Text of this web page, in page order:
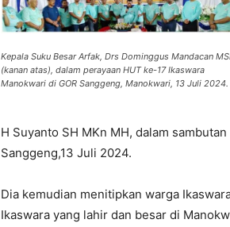
Kepala Suku Besar Arfak, Drs Dominggus Mandacan
(kanan atas), dalam perayaan HUT ke-17 Ikaswara
Manokwari di GOR Sanggeng, Manokwari, 13 Juli 2024.
H Suyanto SH MKn MH, dalam
Sanggeng,13 Juli 2024.
Dia kemudian menitipkan warga
Ikaswara yang lahir dan besar di